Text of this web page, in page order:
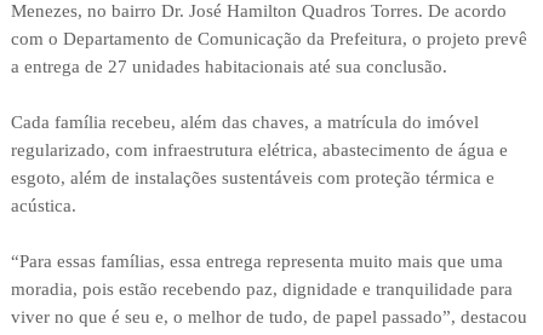
Menezes, no bairro Dr. José Hamilton Quadros Torres. De acordo
com o Departamento de Comunicação da Prefeitura, o projeto prevê
a entrega de 27 unidades habitacionais até sua conclusão.
Cada família recebeu, além das chaves, a matrícula do imóvel
regularizado, com infraestrutura elétrica, abastecimento de água e
esgoto, além de instalações sustentáveis com proteção térmica e
acústica.
“Para essas famílias, essa entrega representa muito mais que uma
moradia, pois estão recebendo paz, dignidade e tranquilidade para
viver no que é seu e, o melhor de tudo, de papel passado”, destacou